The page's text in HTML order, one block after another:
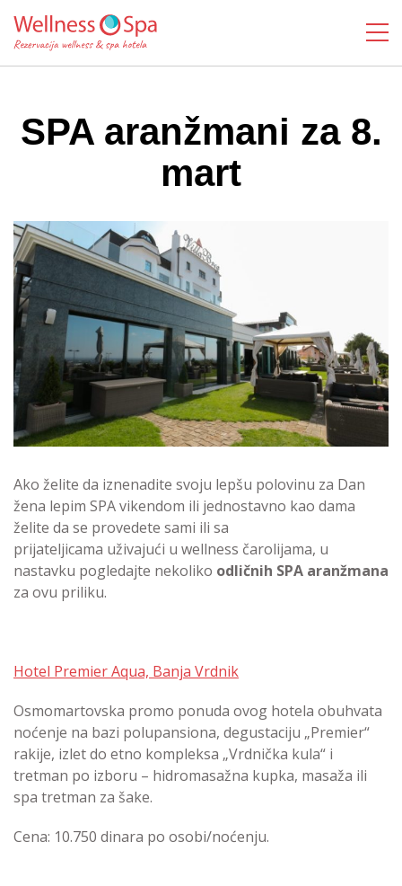
SPA aranžmani za 8.
mart
Ako želite da iznenadite svoju lepšu polovinu za Dan
žena lepim SPA vikendom ili jednostavno kao dama
želite da se provedete sami ili sa
prijateljicama uživajući u wellness čarolijama, u
nastavku pogledajte nekoliko odličnih SPA aranžmana
za ovu priliku.
Hotel Premier Aqua, Banja Vrdnik
Osmomartovska promo ponuda ovog hotela obuhvata
noćenje na bazi polupansiona, degustaciju „Premier“
rakije, izlet do etno kompleksa „Vrdnička kula“ i
tretman po izboru – hidromasažna kupka, masaža ili
spa tretman za šake.
Cena: 10.750 dinara po osobi/noćenju.